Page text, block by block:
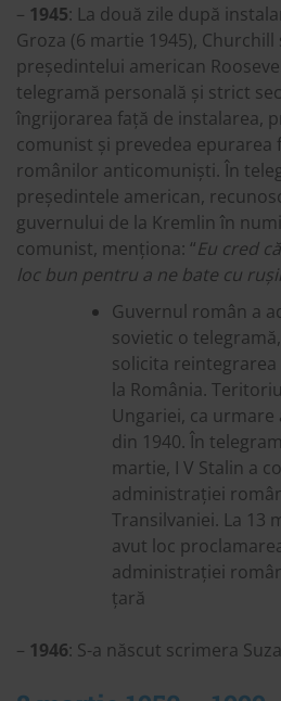
– 1945: La două zile după
Groza (6 martie 1945), Churchill
președintelui american
telegramă personală și strict
îngrijorarea față de instalarea,
comunist și prevedea epurarea
românilor anticomuniști. În
președintele american,
guvernului de la Kremlin în
comunist, menționa: “Eu cred
loc bun pentru a ne bate cu rușii
Guvernul român a
sovietic o
solicita
la România.
Ungariei, ca urmare
din 1940. În
martie, I V Stalin a
administrației
Transilvaniei. La 13
avut loc
administrației
țară
– 1946: S-a născut scrimera